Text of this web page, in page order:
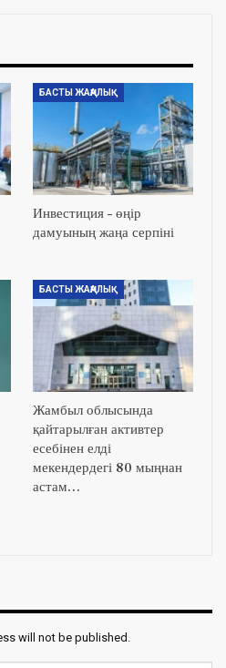
БАСТЫ ЖАҢАЛЫҚ
Инвестиция – өңір
дамуының жаңа серпіні
БАСТЫ ЖАҢАЛЫҚ
Жамбыл облысында
қайтарылған активтер
есебінен елді
мекендердегі 80 мыңнан
астам…
will not be published.